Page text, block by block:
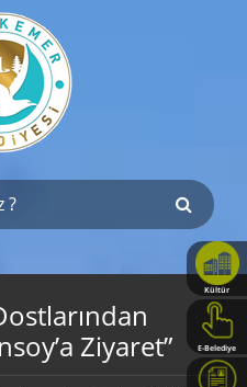
Kültür
Haritası
E-Belediye
Ziyaret”